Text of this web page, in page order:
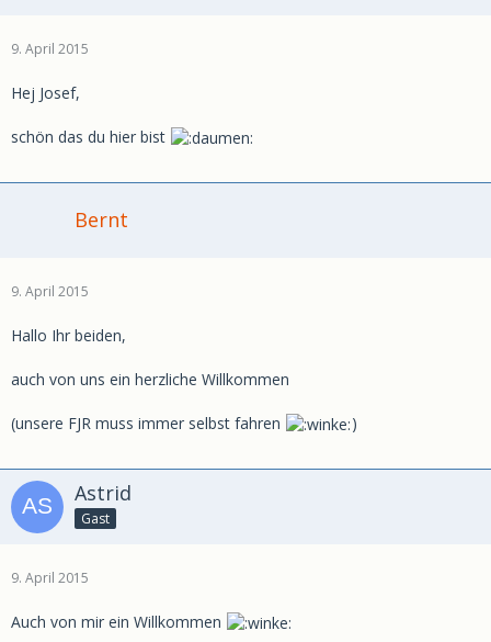
9. April 2015
Hej Josef,
schön das du hier bist
Bernt
9. April 2015
Hallo Ihr beiden,
auch von uns ein herzliche Willkommen
(unsere FJR muss immer selbst fahren )
Astrid
Gast
9. April 2015
Auch von mir ein Willkommen